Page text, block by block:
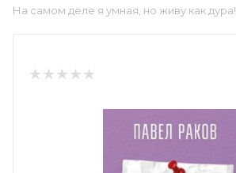
На самом деле я умная, но живу как дура!